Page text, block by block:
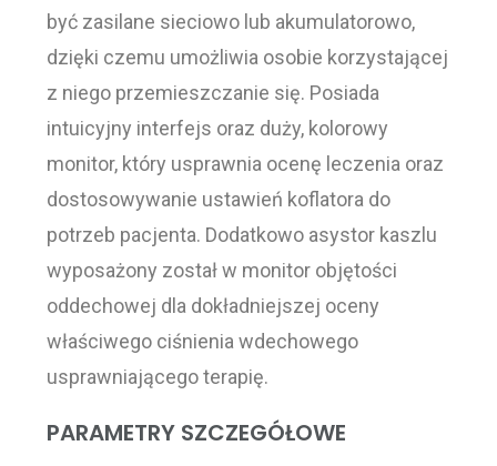
być zasilane sieciowo lub akumulatorowo,
dzięki czemu umożliwia osobie korzystającej
z niego przemieszczanie się. Posiada
intuicyjny interfejs oraz duży, kolorowy
monitor, który usprawnia ocenę leczenia oraz
dostosowywanie ustawień koflatora do
potrzeb pacjenta. Dodatkowo asystor kaszlu
wyposażony został w monitor objętości
oddechowej dla dokładniejszej oceny
właściwego ciśnienia wdechowego
usprawniającego terapię.
PARAMETRY SZCZEGÓŁOWE